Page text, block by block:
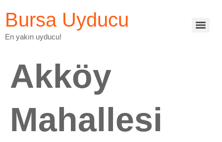
Bursa Uyducu
En yakın uyducu!
Akköy
Mahallesi